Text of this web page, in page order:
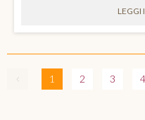
LEGGI
1 2 3 4